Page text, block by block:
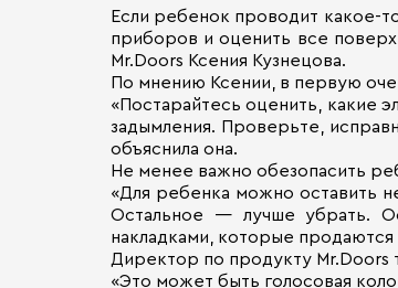
Если ребенок проводит какое-
приборов и оценить все
Mr.Doors Ксения Кузнецова.
По мнению Ксении, в первую
«Постарайтесь оценить, какие
задымления. Проверьте,
объяснила она.
Не менее важно обезопасить
«Для ребенка можно оставить
Остальное — лучше убрать.
накладками, которые
Директор по продукту Mr.Doors
«Это может быть голосовая